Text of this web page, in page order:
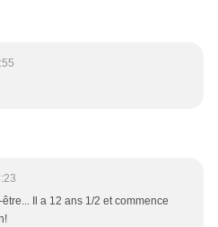
Il a 12 ans 1/2 et commence